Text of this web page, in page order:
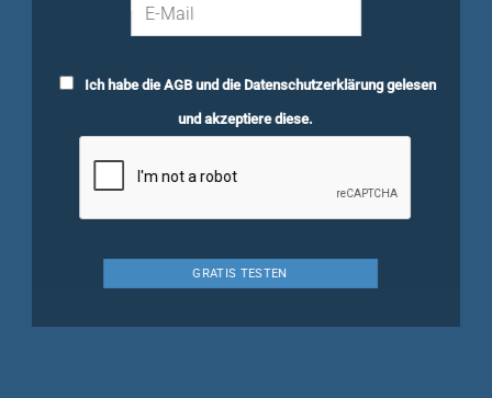
Ich habe dieAGBund die Datenschutzerklärunggelesen
und akzeptiere diese.